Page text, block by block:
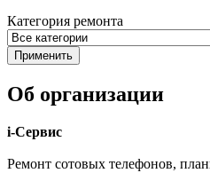
Категория ремонта
Об организации
i-Сервис
Ремонт сотовых телефонов,